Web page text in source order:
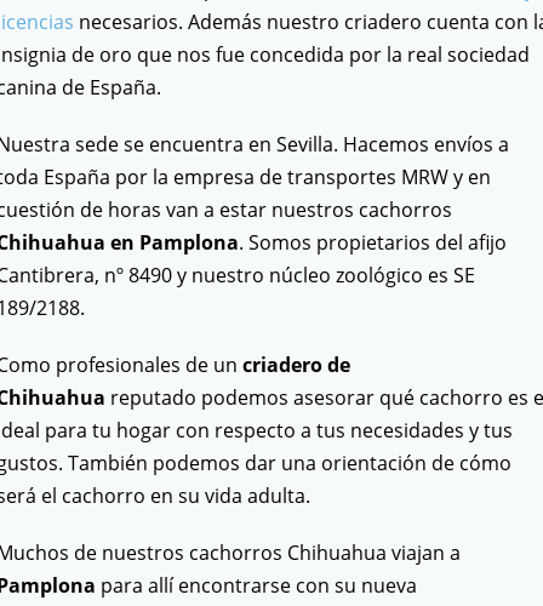
necesarios. Además nuestro criadero cuenta con
de oro que nos fue concedida por la real sociedad
de España.
sede se encuentra en Sevilla. Hacemos envíos a
España por la empresa de transportes MRW y en
de horas van a estar nuestros cachorros
en Pamplona. Somos propietarios del afijo
nº 8490 y nuestro núcleo zoológico es SE
2188.
profesionales de un criadero de
reputado podemos asesorar qué cachorro es
para tu hogar con respecto a tus necesidades y tus
También podemos dar una orientación de cómo
el cachorro en su vida adulta.
de nuestros cachorros Chihuahua viajan a
para allí encontrarse con su nueva